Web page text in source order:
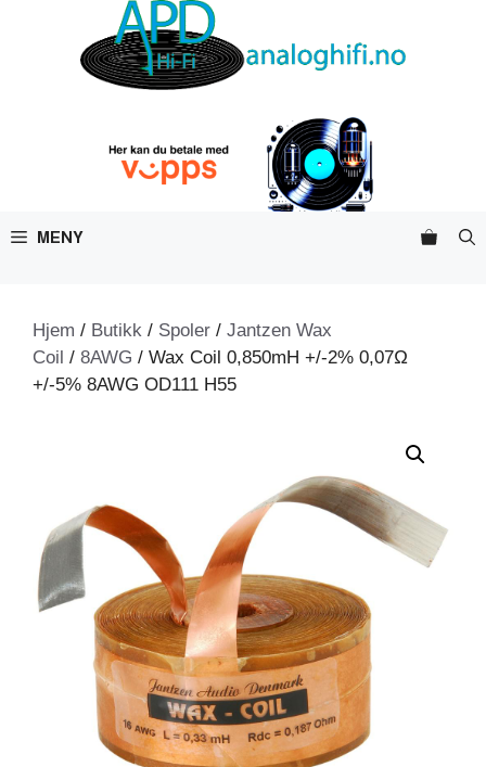
MENY
Hjem / Butikk / Spoler / Jantzen Wax
Coil / 8AWG / Wax Coil 0,850mH +/-2% 0,07Ω
+/-5% 8AWG OD111 H55